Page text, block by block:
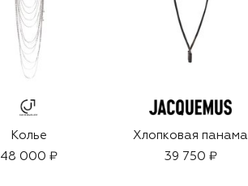
Колье
48 000 ₽
Хлопковая панама
39 750 ₽